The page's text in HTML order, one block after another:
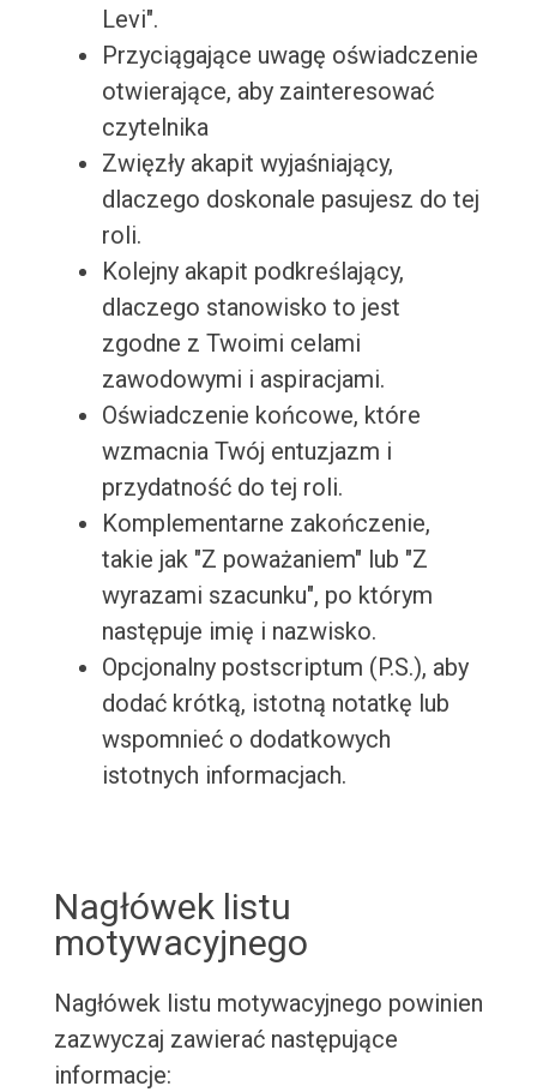
Levi".
Przyciągające uwagę oświadczenie
otwierające, aby zainteresować
czytelnika
Zwięzły akapit wyjaśniający,
dlaczego doskonale pasujesz do tej
roli.
Kolejny akapit podkreślający,
dlaczego stanowisko to jest
zgodne z Twoimi celami
zawodowymi i aspiracjami.
Oświadczenie końcowe, które
wzmacnia Twój entuzjazm i
przydatność do tej roli.
Komplementarne zakończenie,
takie jak "Z poważaniem" lub "Z
wyrazami szacunku", po którym
następuje imię i nazwisko.
Opcjonalny postscriptum (P.S.), aby
dodać krótką, istotną notatkę lub
wspomnieć o dodatkowych
istotnych informacjach.
Nagłówek listu
motywacyjnego
Nagłówek listu motywacyjnego powinien
zazwyczaj zawierać następujące
informacje: